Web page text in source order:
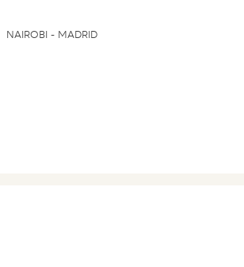
NAIROBI - MADRID